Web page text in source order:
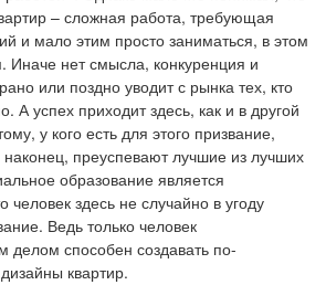
– сложная работа, требующая
и мало этим просто заниматься, в этом
нет смысла, конкуренция и
или поздно уводит с рынка тех, кто
А успех приходит здесь, как и в другой
у кого есть для этого призвание,
наконец, преуспевают лучшие из лучших
образование является
человек здесь не случайно в угоду
Ведь только человек
способен создавать по-
квартир.